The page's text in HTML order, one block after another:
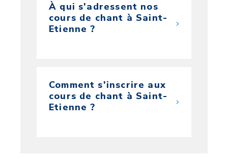
À qui s'adressent nos
cours de chant à Saint-
Etienne ?
Comment s'inscrire aux
cours de chant à Saint-
Etienne ?